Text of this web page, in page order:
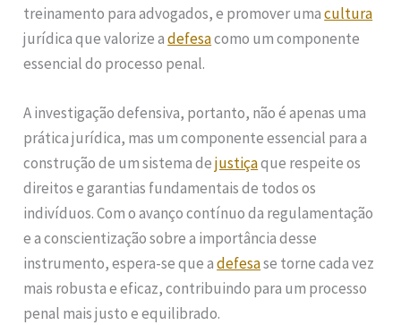
treinamento para advogados, e promover umacultura
jurídica que valorize adefesacomo um componente
essencial do processo penal.
A investigação defensiva, portanto, não é apenas uma
prática jurídica, mas um componente essencial para a
construção de um sistema dejustiçaque respeite os
direitos e garantias fundamentais de todos os
indivíduos. Com o avanço contínuo da regulamentação
e a conscientização sobre a importância desse
instrumento, espera-se que adefesase torne cada vez
mais robusta e eficaz, contribuindo para um processo
penal mais justo e equilibrado.